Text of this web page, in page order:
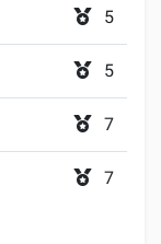
5
5
7
7